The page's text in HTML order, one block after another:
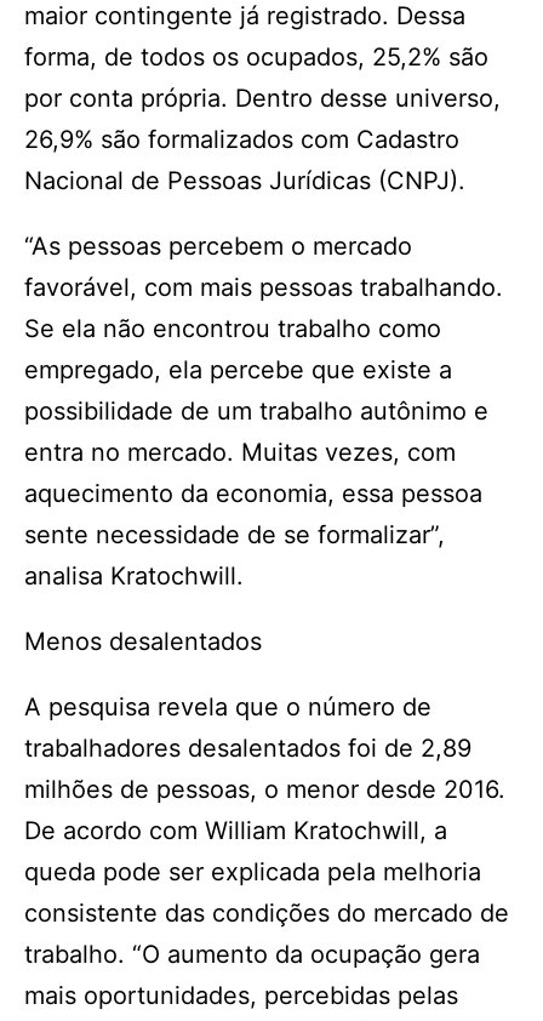
maior contingente já registrado. Dessa
forma, de todos os ocupados, 25,2% são
por conta própria. Dentro desse universo,
26,9% são formalizados com Cadastro
Nacional de Pessoas Jurídicas (CNPJ).
“As pessoas percebem o mercado
favorável, com mais pessoas trabalhando.
Se ela não encontrou trabalho como
empregado, ela percebe que existe a
possibilidade de um trabalho autônimo e
entra no mercado. Muitas vezes, com
aquecimento da economia, essa pessoa
sente necessidade de se formalizar”,
analisa Kratochwill.
Menos desalentados
A pesquisa revela que o número de
trabalhadores desalentados foi de 2,89
milhões de pessoas, o menor desde 2016.
De acordo com William Kratochwill, a
queda pode ser explicada pela melhoria
consistente das condições do mercado de
trabalho. “O aumento da ocupação gera
mais oportunidades, percebidas pelas